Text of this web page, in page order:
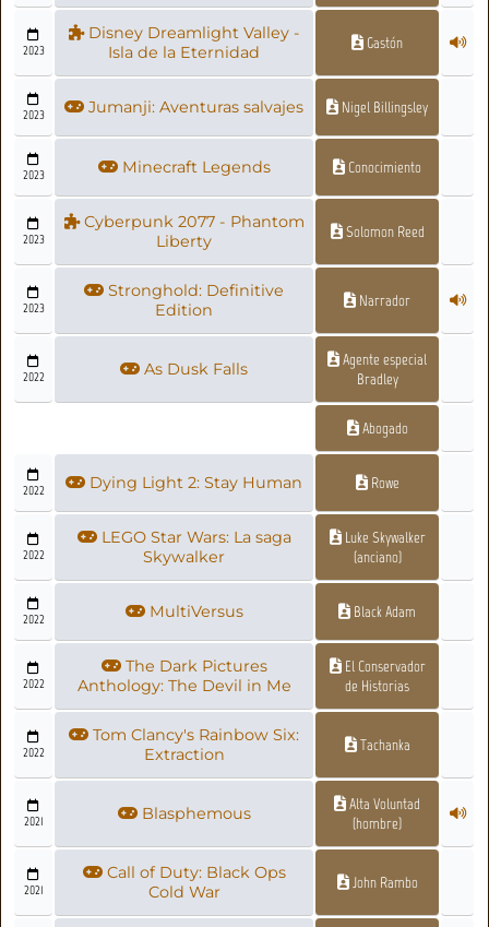
2023
Disney Dreamlight Valley -
Isla de la Eternidad
Gastón
2023 Jumanji: Aventuras salvajes Nigel Billingsley
2023 Minecraft Legends Conocimiento
2023
Cyberpunk 2077 - Phantom
Liberty
Solomon Reed
2023
Stronghold: Definitive
Edition
Narrador
2022 As Dusk Falls
Agente especial
Bradley
Abogado
2022 Dying Light 2: Stay Human Rowe
2022
LEGO Star Wars: La saga
Skywalker
Luke Skywalker
(anciano)
2022 MultiVersus Black Adam
2022
The Dark Pictures
Anthology: The Devil in Me
El Conservador
de Historias
2022
Tom Clancy's Rainbow Six:
Extraction
Tachanka
2021 Blasphemous
Alta Voluntad
(hombre)
2021
Call of Duty: Black Ops
Cold War
John Rambo